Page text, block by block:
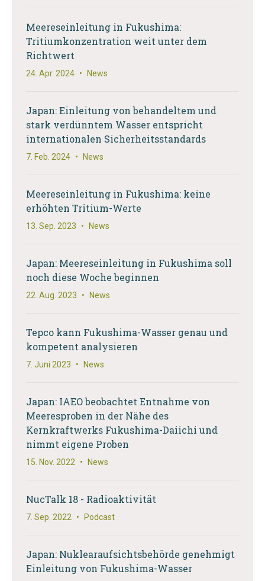
Meereseinleitung in Fukushima:
Tritiumkonzentration weit unter dem
Richtwert
24. Apr. 2024 • News
Japan: Einleitung von behandeltem und
stark verdünntem Wasser entspricht
internationalen Sicherheitsstandards
7. Feb. 2024 • News
Meereseinleitung in Fukushima: keine
erhöhten Tritium-Werte
13. Sep. 2023 • News
Japan: Meereseinleitung in Fukushima soll
noch diese Woche beginnen
22. Aug. 2023 • News
Tepco kann Fukushima-Wasser genau und
kompetent analysieren
7. Juni 2023 • News
Japan: IAEO beobachtet Entnahme von
Meeresproben in der Nähe des
Kernkraftwerks Fukushima-Daiichi und
nimmt eigene Proben
15. Nov. 2022 • News
NucTalk 18 - Radioaktivität
7. Sep. 2022 • Podcast
Japan: Nuklearaufsichtsbehörde genehmigt
Einleitung von Fukushima-Wasser